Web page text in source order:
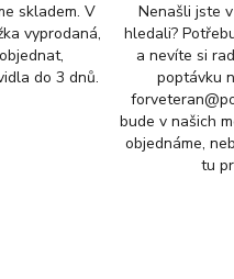
skladem. V
vyprodaná,
do 3 dnů.
Nenašli jste
hledali?
a nevíte si
poptávku
bude v našich
objednáme,
tu